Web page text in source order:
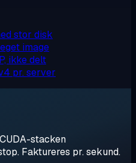
stor disk
image
ikke delt
pr. server
stacken
Faktureres pr. sekund.